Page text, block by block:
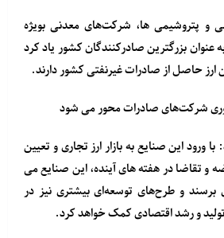
و پتروشیمی ها، شرکت‌های معدنی بویژه
بزرگترین صادرکنندگان کشور یاد کرد
حاصل از صادرات غیرنفتی کشور دارند.
شرکت‌های صادرات محور می شود
ورود این صنایع به بازار ارز تجاری و تعیین
و تقاضا در هفته های آینده، این صنایع می
برسند و طرح‌های توسعه‌ای بیشتری نیز در
و رشد اقتصادی کمک خواهد کرد.